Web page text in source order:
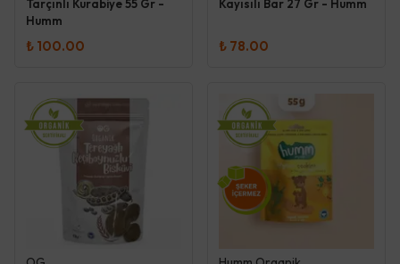
Tarçınlı Kurabiye 55 Gr -
Humm
₺ 100.00
Kayısılı Bar 27 Gr - Humm
₺ 78.00